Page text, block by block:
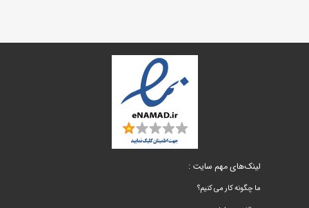
لینک‌های مهم سایت :
ما چگونه کار می کنیم؟